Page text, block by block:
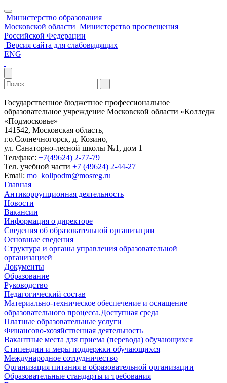
Министерство образования
Московской области Министерство просвещения
Российской Федерации
Версия сайта для слабовидящих
ENG
Государственное бюджетное профессиональное
образовательное учреждение Московской области «Колледж
«Подмосковье»
141542, Московская область,
г.о.Солнечногорск, д. Козино,
ул. Санаторно-лесной школы №1, дом 1
Тел/факс: +7(49624) 2-77-79
Тел. учебной части +7 (49624) 2-44-27
Email: mo_kollpodm@mosreg.ru
Главная
Антикоррупционная деятельность
Новости
Вакансии
Информация о директоре
Сведения об образовательной организации
Основные сведения
Структура и органы управления образовательной
организацией
Документы
Образование
Руководство
Педагогический состав
Материально-техническое обеспечение и оснащение
образовательного процесса.Доступная среда
Платные образовательные услуги
Финансово-хозяйственная деятельность
Вакантные места для приема (перевода) обучающихся
Стипендии и меры поддержки обучающихся
Международное сотрудничество
Организация питания в образовательной организации
Образовательные стандарты и требования